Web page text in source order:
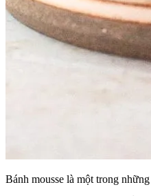
Bánh mousse là một trong